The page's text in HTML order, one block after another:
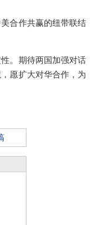
合作共赢的纽带联结
。期待两国加强对话
愿扩大对华合作，为